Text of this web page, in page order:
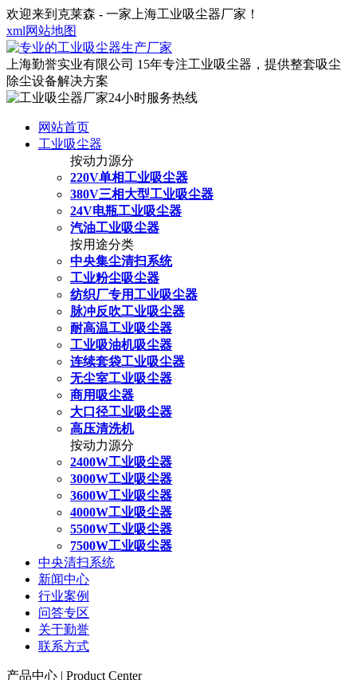
欢迎来到克莱森 - 一家上海工业吸尘器厂家！
xml网站地图
上海勤誉实业有限公司 15年专注工业吸尘器，提供整套吸尘
除尘设备解决方案
网站首页
工业吸尘器
按动力源分
220V单相工业吸尘器
380V三相大型工业吸尘器
24V电瓶工业吸尘器
汽油工业吸尘器
按用途分类
中央集尘清扫系统
工业粉尘吸尘器
纺织厂专用工业吸尘器
脉冲反吹工业吸尘器
耐高温工业吸尘器
工业吸油机吸尘器
连续套袋工业吸尘器
无尘室工业吸尘器
商用吸尘器
大口径工业吸尘器
高压清洗机
按动力源分
2400W工业吸尘器
3000W工业吸尘器
3600W工业吸尘器
4000W工业吸尘器
5500W工业吸尘器
7500W工业吸尘器
中央清扫系统
新闻中心
行业案例
问答专区
关于勤誉
联系方式
产品中心 | Product Center